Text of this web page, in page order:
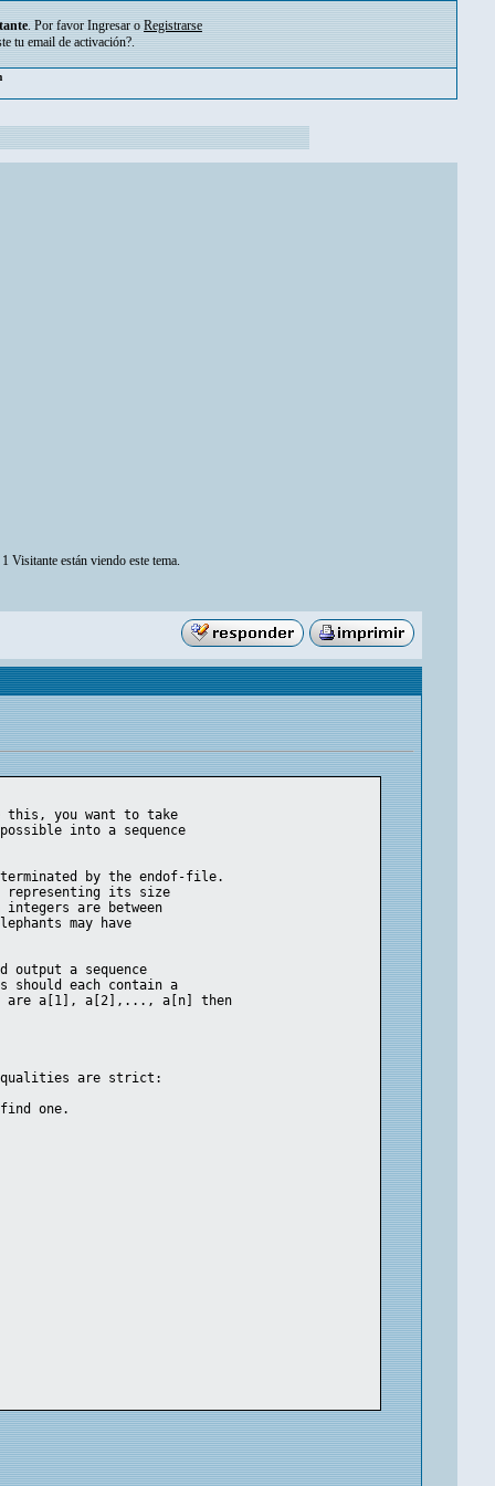
. Por favor Ingresar o Registrarse
tu email de activación?.
Visitante están viendo este tema.
this, you want to take
into a sequence
by the endof-file.
its size
are between
may have
a sequence
each contain a
are a[1], a[2],..., a[n] then
are strict:
one.